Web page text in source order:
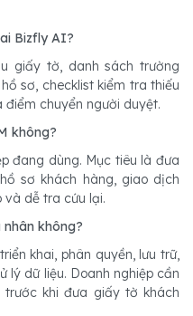
Bizfly AI?
giấy tờ, danh sách trường
sơ, checklist kiểm tra thiếu
chuyển người duyệt.
không?
đang dùng. Mục tiêu là đưa
sơ khách hàng, giao dịch
và dễ tra cứu lại.
không?
khai, phân quyền, lưu trữ,
lý dữ liệu. Doanh nghiệp cần
khi đưa giấy tờ khách